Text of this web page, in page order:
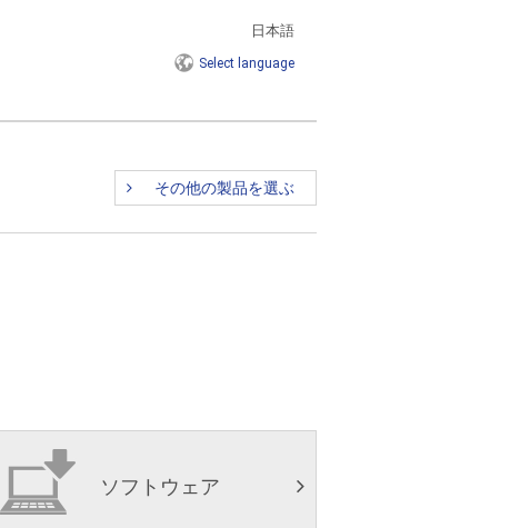
日本語
Select language
その他の製品を選ぶ
ソフトウェア